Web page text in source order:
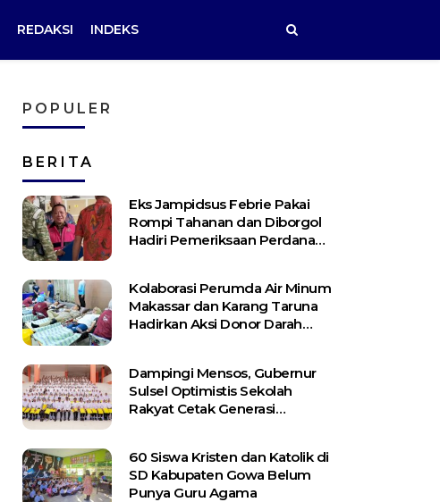
REDAKSI INDEKS
POPULER
BERITA
Eks Jampidsus Febrie Pakai
Rompi Tahanan dan Diborgol
Hadiri Pemeriksaan Perdana
Kolaborasi Perumda Air Minum
Makassar dan Karang Taruna
Hadirkan Aksi Donor Darah
Dampingi Mensos, Gubernur
Sulsel Optimistis Sekolah
Rakyat Cetak Generasi
60 Siswa Kristen dan Katolik di
SD Kabupaten Gowa Belum
Punya Guru Agama